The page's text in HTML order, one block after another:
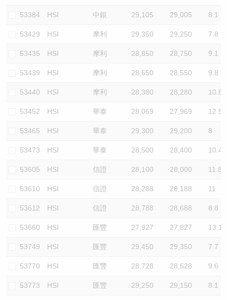
53384 HSI 中銀 29,105 29,005 8.1
53429 HSI 摩利 29,350 29,250 7.8
53435 HSI 摩利 28,850 28,750 9.1
53439 HSI 摩利 28,650 28,550 9.8
53440 HSI 摩利 28,380 28,280 10.8
53452 HSI 華泰 28,069 27,969 12.5
53465 HSI 華泰 29,300 29,200 8
53473 HSI 華泰 28,500 28,400 10.4
53605 HSI 信證 28,100 28,000 11.8
53610 HSI 信證 28,288 28,188 11
53612 HSI 信證 28,788 28,688 8.8
53660 HSI 匯豐 27,927 27,827 13.1
53749 HSI 匯豐 29,450 29,350 7.7
53770 HSI 匯豐 28,728 28,628 9.6
53773 HSI 匯豐 29,250 29,150 8.1